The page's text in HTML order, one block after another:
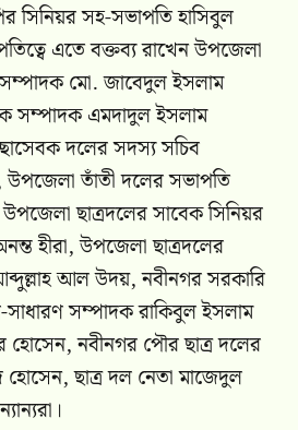
সিনিয়র সহ-সভাপতি হাসিবুল
এতে বক্তব্য রাখেন উপজেলা
মো. জাবেদুল ইসলাম
সম্পাদক এমদাদুল ইসলাম
দলের সদস্য সচিব
তাঁতী দলের সভাপতি
ছাত্রদলের সাবেক সিনিয়র
হীরা, উপজেলা ছাত্রদলের
আল উদয়, নবীনগর সরকারি
সম্পাদক রাকিবুল ইসলাম
নবীনগর পৌর ছাত্র দলের
হোসেন, ছাত্র দল নেতা মাজেদুল